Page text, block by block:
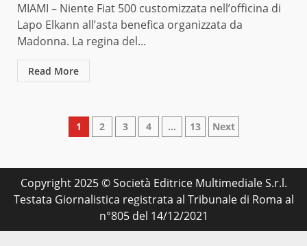
MIAMI – Niente Fiat 500 customizzata nell’officina di
Lapo Elkann all’asta benefica organizzata da
Madonna. La regina del...
Read More
Paginazione
articoli
1 2 3 4 … 13 Next
Copyright 2025 © Società Editrice Multimediale S.r.l.
Testata Giornalistica registrata al Tribunale di Roma al
n°805 del 14/12/2021